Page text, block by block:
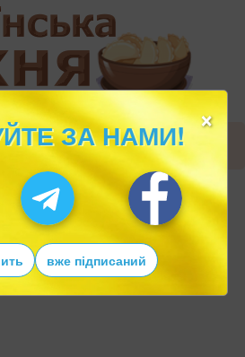
×
ЗА НАМИ!
вже підписаний